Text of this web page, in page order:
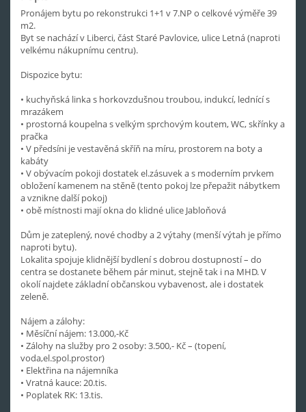
Pronájem bytu po rekonstrukci 1+1 v 7.NP o celkové výměře 39
m2.
Byt se nachází v Liberci, část Staré Pavlovice, ulice Letná (naproti
velkému nákupnímu centru).
Dispozice bytu:
• kuchyňská linka s horkovzdušnou troubou, indukcí, lednící s
mrazákem
• prostorná koupelna s velkým sprchovým koutem, WC, skřínky a
pračka
• V předsíni je vestavěná skříň na míru, prostorem na boty a
kabáty
• V obývacím pokoji dostatek el.zásuvek a s moderním prvkem
obložení kamenem na stěně (tento pokoj lze přepažit nábytkem
a vznikne další pokoj)
• obě místnosti mají okna do klidné ulice Jabloňová
Dům je zateplený, nové chodby a 2 výtahy (menší výtah je přímo
naproti bytu).
Lokalita spojuje klidnější bydlení s dobrou dostupností – do
centra se dostanete během pár minut, stejně tak i na MHD. V
okolí najdete základní občanskou vybavenost, ale i dostatek
zeleně.
Nájem a zálohy:
• Měsíční nájem: 13.000,-Kč
• Zálohy na služby pro 2 osoby: 3.500,- Kč – (topení,
voda,el.spol.prostor)
• Elektřina na nájemníka
• Vratná kauce: 20.tis.
• Poplatek RK: 13.tis.